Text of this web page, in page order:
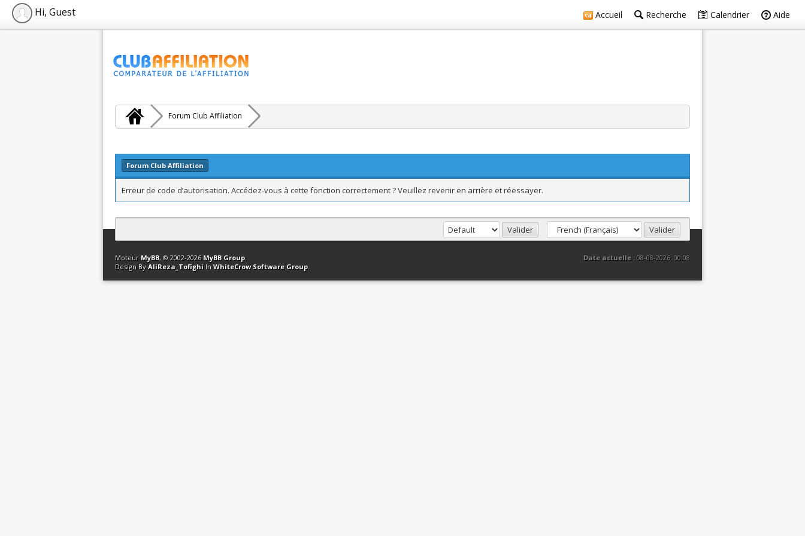
Accueil Recherche Calendrier Aide
Hi, Guest
Forum Club Affiliation
Forum Club Affiliation
Erreur de code d’autorisation. Accédez-vous à cette fonction correctement ? Veuillez revenir en arrière et réessayer.
Contact Club Affiliation Retourner en haut Version bas-débit (Archivé) Syndication RSS
Date actuelle :08-08-2026, 00:08
Moteur MyBB, © 2002-2026 MyBB Group.
Design By AliReza_Tofighi In WhiteCrow Software Group.